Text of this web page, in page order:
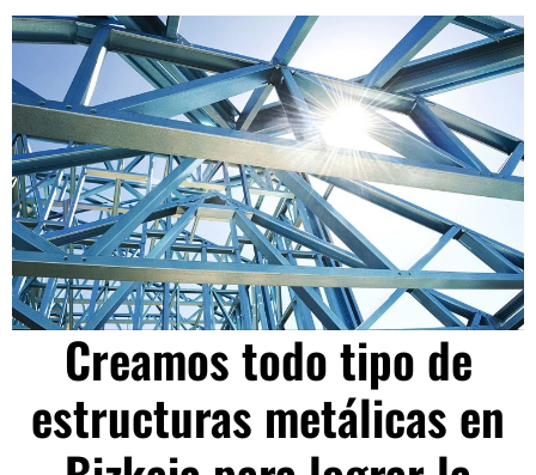
Creamos todo tipo de
estructuras metálicas en